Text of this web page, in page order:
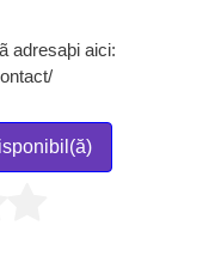
adresaþi aici: